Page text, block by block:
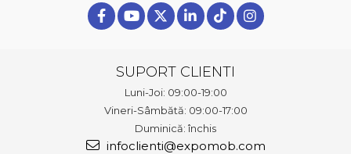
SUPORT CLIENTI
Luni-Joi: 09:00-19:00
Vineri-Sâmbătă: 09:00-17:00
Duminică: închis
infoclienti@expomob.com